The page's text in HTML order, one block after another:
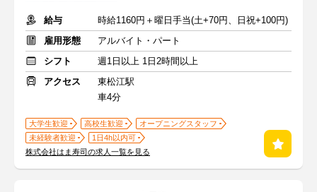
給与
時給1160円＋曜日手当(土+70円、日祝+100円)
雇用形態
アルバイト・パート
シフト
週1日以上 1日2時間以上
アクセス
東松江駅
車4分
大学生歓迎 高校生歓迎
オープニングスタッフ
未経験者歓迎
1日4h以内可
株式会社はま寿司の求人一覧を見る